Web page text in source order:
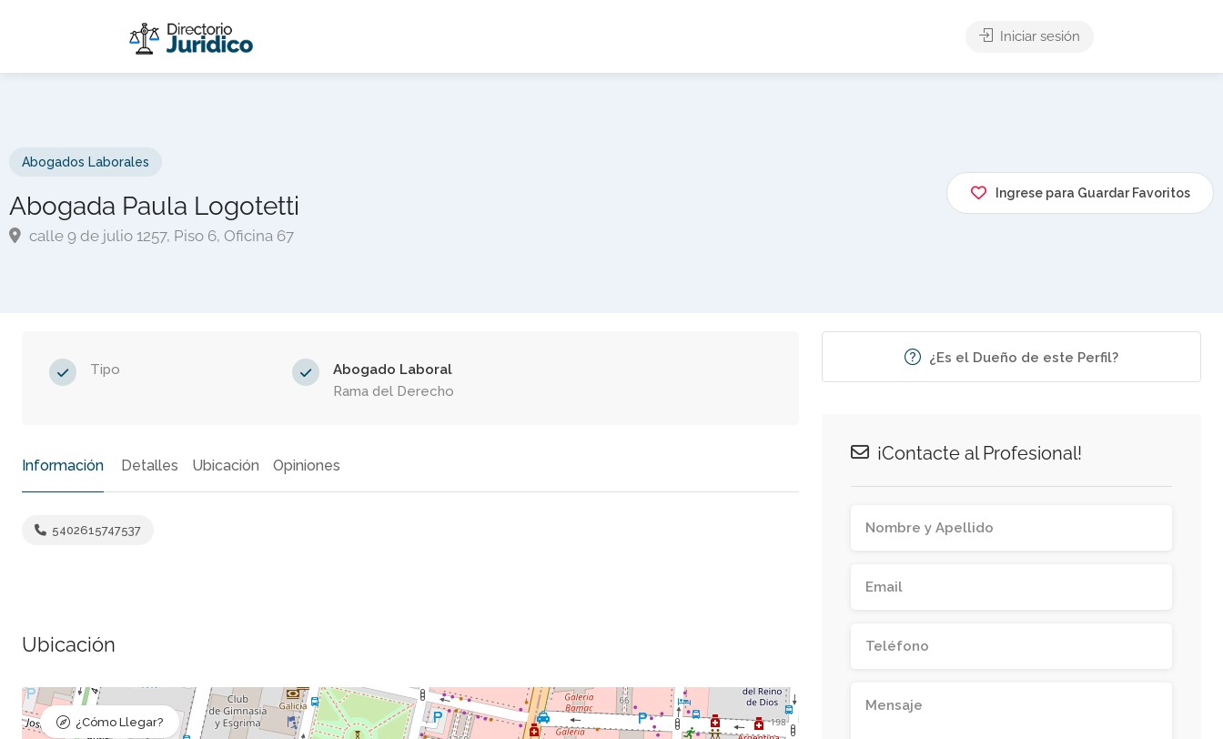
Iniciar sesión
Abogados Laborales
Abogada Paula Logotetti
calle 9 de julio 1257, Piso 6, Oficina 67
Ingrese para Guardar Favoritos
Tipo
Abogado Laboral
Rama del Derecho
Información Detalles Ubicación Opiniones
5402615747537
Ubicación
¿Cómo Llegar?
¿Es el Dueño de este Perfil?
¡Contacte al Profesional!